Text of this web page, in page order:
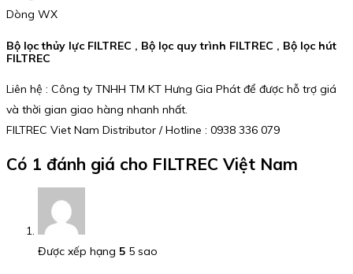
Dòng WX
Bộ lọc thủy lực FILTREC , Bộ lọc quy trình FILTREC , Bộ lọc hút
FILTREC
Liên hệ : Công ty TNHH TM KT Hưng Gia Phát để được hỗ trợ giá
và thời gian giao hàng nhanh nhất.
FILTREC Viet Nam Distributor / Hotline : 0938 336 079
Có 1 đánh giá cho FILTREC Việt Nam
Được xếp hạng 5 5 sao